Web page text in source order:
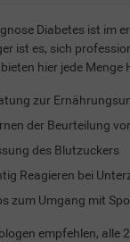
Diabetes ist im
ist es, sich
hier jede
zur
der Beurteilung
des Blutzuckers
Reagieren bei
zum Umgang mit
empfehlen, alle